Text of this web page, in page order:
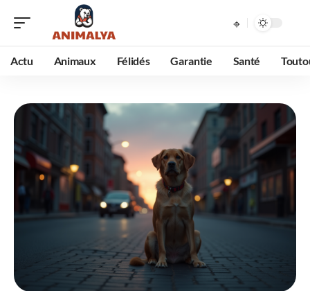
Actu Animaux Félidés Garantie Santé